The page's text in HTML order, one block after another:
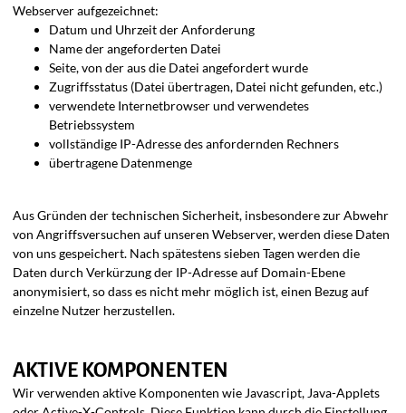
Webserver aufgezeichnet:
Datum und Uhrzeit der Anforderung
Name der angeforderten Datei
Seite, von der aus die Datei angefordert wurde
Zugriffsstatus (Datei übertragen, Datei nicht gefunden, etc.)
verwendete Internetbrowser und verwendetes
Betriebssystem
vollständige IP-Adresse des anfordernden Rechners
übertragene Datenmenge
Aus Gründen der technischen Sicherheit, insbesondere zur Abwehr
von Angriffsversuchen auf unseren Webserver, werden diese Daten
von uns gespeichert. Nach spätestens sieben Tagen werden die
Daten durch Verkürzung der IP-Adresse auf Domain-Ebene
anonymisiert, so dass es nicht mehr möglich ist, einen Bezug auf
einzelne Nutzer herzustellen.
AKTIVE KOMPONENTEN
Wir verwenden aktive Komponenten wie Javascript, Java-Applets